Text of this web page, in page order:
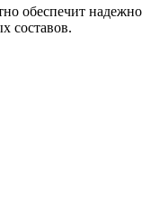
обеспечит
составов.